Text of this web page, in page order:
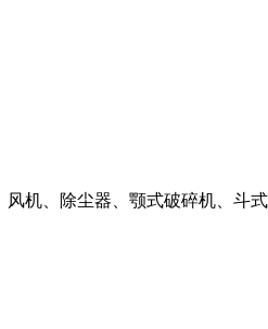
机、除尘器、颚式破碎机、斗